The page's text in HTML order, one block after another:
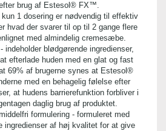
brug af Estesol® FX™.
1 dosering er nødvendig til effektiv
hvad der svarer til op til 2 gange flere
med almindelig cremesæbe.
indeholder blødgørende ingredienser,
efterlade huden med en glat og fast
69% af brugerne synes at Estesol®
med en behagelig følelse efter
at hudens barrierefunktion forbliver i
daglig brug af produktet.
formulering - formuleret med
ingredienser af høj kvalitet for at give